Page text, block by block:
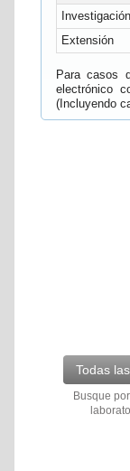
Extensión
Para casos
electrónico
(Incluyendo
Todas
Busque